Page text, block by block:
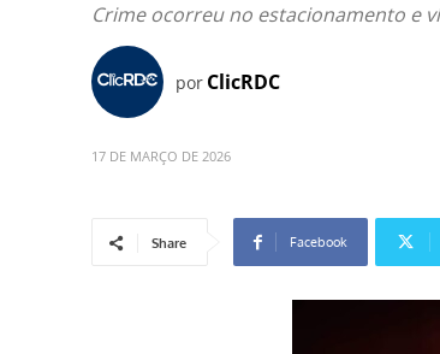
Crime ocorreu no estacionamento e
por ClicRDC
17 DE MARÇO DE 2026
Share Facebook